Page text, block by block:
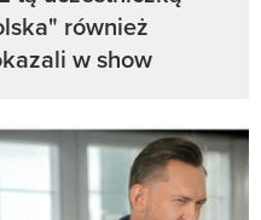
również
w show